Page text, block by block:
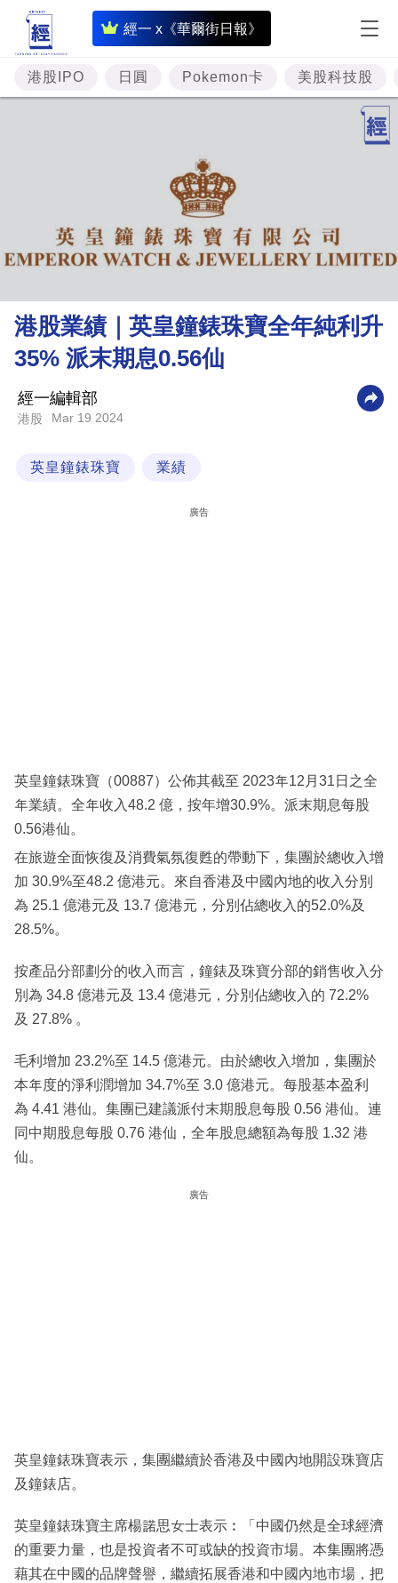
經一 x《華爾街日報》
即
時
財
經
樓
市
理
商
科
區
港股IPO 日圓 Pokemon卡 美股科技股
港股業績｜英皇鐘錶珠寶全年純利升
35% 派末期息0.56仙
經一編輯部
港股 Mar 19 2024
英皇鐘錶珠寶 業績
廣告
英皇鐘錶珠寶（00887）公佈其截至 2023年12月31日之全
年業績。全年收入48.2 億，按年增30.9%。派末期息每股
0.56港仙。
在旅遊全面恢復及消費氣氛復甦的帶動下，集團於總收入增
加 30.9%至48.2 億港元。來自香港及中國內地的收入分別
為 25.1 億港元及 13.7 億港元，分別佔總收入的52.0%及
28.5%。
按產品分部劃分的收入而言，鐘錶及珠寶分部的銷售收入分
別為 34.8 億港元及 13.4 億港元，分別佔總收入的 72.2%
及 27.8% 。
毛利增加 23.2%至 14.5 億港元。由於總收入增加，集團於
本年度的淨利潤增加 34.7%至 3.0 億港元。每股基本盈利
為 4.41 港仙。集團已建議派付末期股息每股 0.56 港仙。連
同中期股息每股 0.76 港仙，全年股息總額為每股 1.32 港
仙。
廣告
英皇鐘錶珠寶表示，集團繼續於香港及中國內地開設珠寶店
及鐘錶店。
英皇鐘錶珠寶主席楊諾思女士表示︰「中國仍然是全球經濟
的重要力量，也是投資者不可或缺的投資市場。本集團將憑
藉其在中國的品牌聲譽，繼續拓展香港和中國內地市場，把